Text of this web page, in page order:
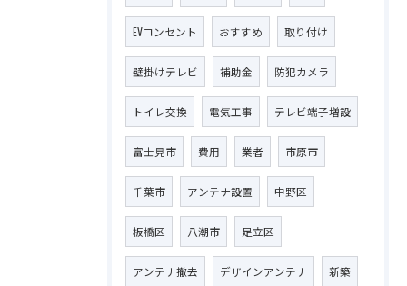
EVコンセント おすすめ 取り付け
壁掛けテレビ 補助金 防犯カメラ
トイレ交換 電気工事 テレビ端子増設
富士見市 費用 業者 市原市
千葉市 アンテナ設置 中野区
板橋区 八潮市 足立区
アンテナ撤去 デザインアンテナ 新築